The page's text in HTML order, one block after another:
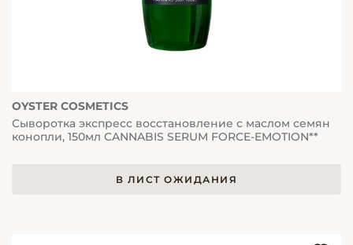
OYSTER COSMETICS
Сыворотка экспресс восстановление с маслом семян
конопли, 150мл CANNABIS SERUM FORCE-EMOTION**
В ЛИСТ ОЖИДАНИЯ